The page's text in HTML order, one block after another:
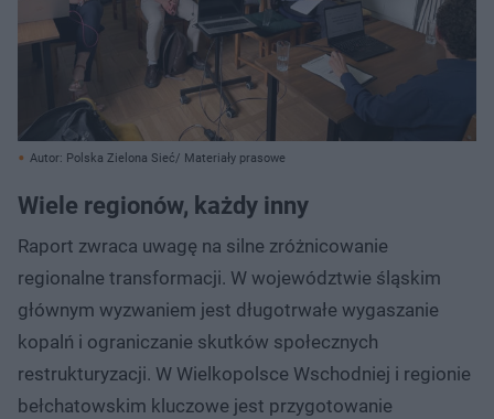
Autor: Polska Zielona Sieć/ Materiały prasowe
Wiele regionów, każdy inny
Raport zwraca uwagę na silne zróżnicowanie
regionalne transformacji. W województwie śląskim
głównym wyzwaniem jest długotrwałe wygaszanie
kopalń i ograniczanie skutków społecznych
restrukturyzacji. W Wielkopolsce Wschodniej i regionie
bełchatowskim kluczowe jest przygotowanie